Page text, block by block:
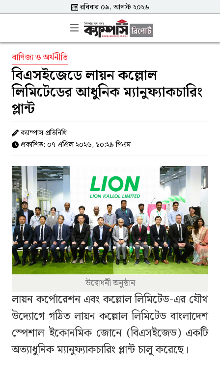
রবিবার ০৯, আগস্ট ২০২৬
বাণিজ্য ও অর্থনীতি
বিএসইজেডে লায়ন কল্লোল
লিমিটেডের আধুনিক ম্যানুফ্যাকচারিং
প্লান্ট
ক্যাম্পাস প্রতিনিধি
প্রকাশিত: ০৭ এপ্রিল ২০২৬, ১০:২৯ পিএম
উদ্বোধনী অনুষ্ঠান
লায়ন কর্পোরেশন এবং কল্লোল লিমিটেড-এর যৌথ
উদ্যোগে গঠিত লায়ন কল্লোল লিমিটেড বাংলাদেশ
স্পেশাল ইকোনমিক জোনে (বিএসইজেড) একটি
অত্যাধুনিক ম্যানুফ্যাকচারিং প্লান্ট চালু করেছে।